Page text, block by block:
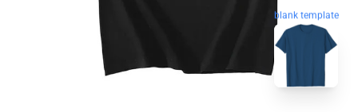
blank template